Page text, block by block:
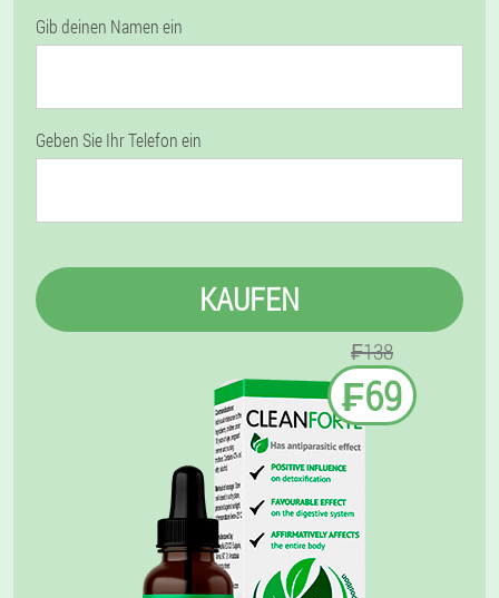
Gib deinen Namen ein
Geben Sie Ihr Telefon ein
KAUFEN
₣138
₣69